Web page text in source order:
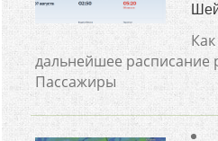
дальнейшее расписание
Пассажиры